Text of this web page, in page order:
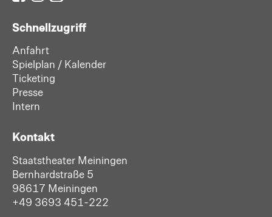
Schnellzugriff
Anfahrt
Spielplan / Kalender
Ticketing
Presse
Intern
Kontakt
Staatstheater Meiningen
Bernhardstraße 5
98617 Meiningen
+49 3693 451-222